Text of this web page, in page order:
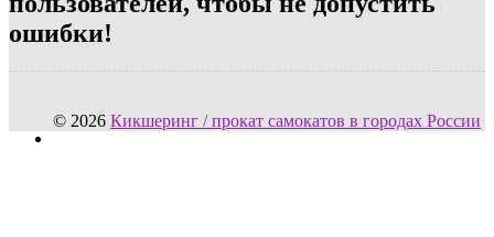
ошибки!
© 2026 Кикшеринг / прокат самокатов в городах России